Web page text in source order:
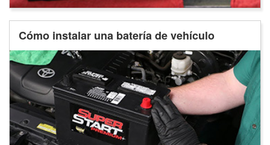
Cómo instalar una batería de vehículo